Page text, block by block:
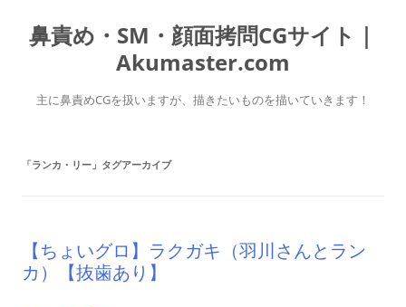
テ
ン
鼻責め・SM・顔面拷問CGサイト｜
Akumaster.com
主に鼻責めCGを扱いますが、描きたいものを描いていきます！
「ランカ・リー 」タグアーカイブ
【ちょいグロ】ラクガキ（羽川さんとラン
カ）【抜歯あり】